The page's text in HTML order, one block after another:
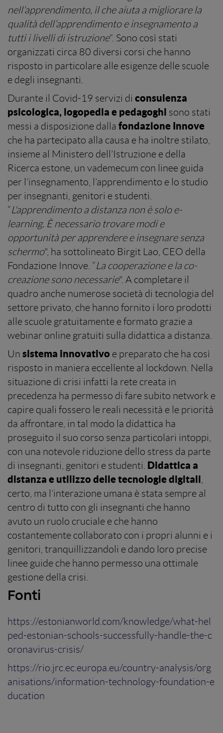
nell’apprendimento, il che aiuta a migliorare la
qualità dell’apprendimento e insegnamento a
tutti i livelli di istruzione”. Sono così stati
organizzati circa 80 diversi corsi che hanno
risposto in particolare alle esigenze delle scuole
e degli insegnanti.
Durante il Covid-19 servizi di consulenza
psicologica, logopedia e pedagoghi sono stati
messi a disposizione dalla fondazione Innove
che ha partecipato alla causa e ha inoltre stilato,
insieme al Ministero dell’Istruzione e della
Ricerca estone, un vademecum con linee guida
per l’insegnamento, l’apprendimento e lo studio
per insegnanti, genitori e studenti.
“L'apprendimento a distanza non è solo e-
learning. È necessario trovare modi e
opportunità per apprendere e insegnare senza
schermo", ha sottolineato Birgit Lao, CEO della
Fondazione Innove. “La cooperazione e la co-
creazione sono necessarie". A completare il
quadro anche numerose società di tecnologia del
settore privato, che hanno fornito i loro prodotti
alle scuole gratuitamente e formato grazie a
webinar online gratuiti sulla didattica a distanza.
Un sistema innovativo e preparato che ha così
risposto in maniera eccellente al lockdown. Nella
situazione di crisi infatti la rete creata in
precedenza ha permesso di fare subito network e
capire quali fossero le reali necessità e le priorità
da affrontare, in tal modo la didattica ha
proseguito il suo corso senza particolari intoppi,
con una notevole riduzione dello stress da parte
di insegnanti, genitori e studenti. Didattica a
distanza e utilizzo delle tecnologie digitali
certo, ma l’interazione umana è stata sempre al
centro di tutto con gli insegnanti che hanno
avuto un ruolo cruciale e che hanno
costantemente collaborato con i propri alunni e i
genitori, tranquillizzandoli e dando loro precise
linee guide che hanno permesso una ottimale
gestione della crisi.
Fonti
https://estonianworld.com/knowledge/what-hel
ped-estonian-schools-successfully-handle-the-c
oronavirus-crisis/
https://rio.jrc.ec.europa.eu/country-analysis/org
anisations/information-technology-foundation-e
ducation